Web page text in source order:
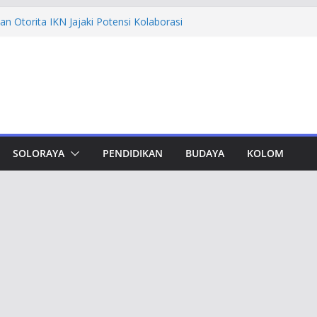
Otorita IKN Jajaki Potensi Kolaborasi
Muktamar Tapak Suci, Ahmad Luthfi
Jadi Penguat Persatuan Bangsa
Award, Ahmad Luthfi Dinilai
untuk Jateng
Taj Yasin Minta Optimalkan
SOLORAYA PENDIDIKAN BUDAYA KOLOM